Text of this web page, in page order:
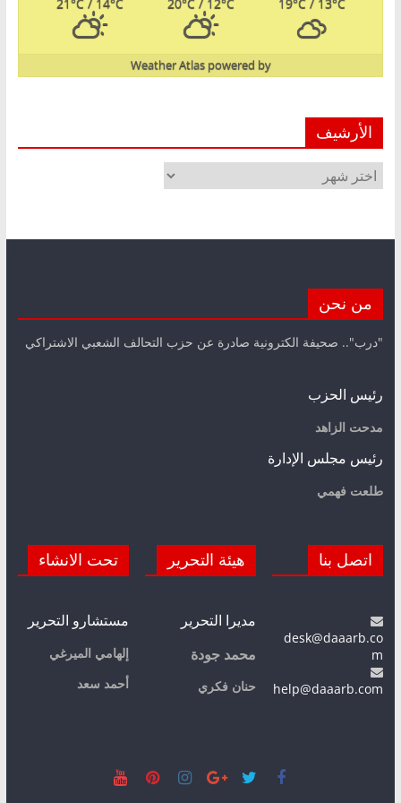
powered by
Weather Atlas
الأرشيف
الأرشيف
من نحن
"درب".. صحيفة الكترونية صادرة عن حزب التحالف الشعبي الاشتراكي
رئيس الحزب
مدحت الزاهد
رئيس مجلس الإدارة
طلعت فهمي
اتصل بنا
desk@daaarb.co
m
help@daaarb.com
هيئة التحرير
مديرا التحرير
محمد جودة
حنان فكري
تحت الانشاء
مستشارو التحرير
إلهامي الميرغي
أحمد سعد